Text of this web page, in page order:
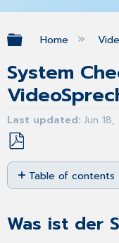
Expand/
Home
System
Last updated Jun
Save
as
PDF
Table of contents
der
Was ist der